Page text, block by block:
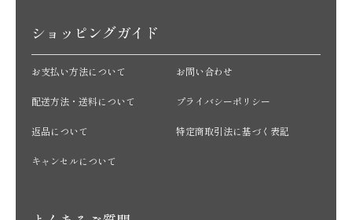
ショッピングガイド
お支払い方法について
配送方法・送料について
返品について
キャンセルについて
お問い合わせ
プライバシーポリシー
特定商取引法に基づく表記